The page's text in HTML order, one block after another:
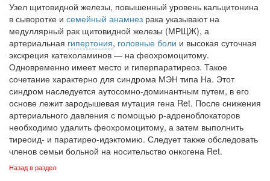
Узел щитовидной железы, повышенный уровень кальцитонина
в сыворотке и се­мейный анамнез рака указывают на
медуллярный рак щитовидной железы (МРЩЖ), а
артериальная гипертония, головные боли и высокая суточная
экскре­ция катехоламинов — на феохромоцитому.
Одновременно имеет место и гиперпара­тиреоз. Такое
сочетание характерно для синдрома МЭН типа На. Этот
синдром наследуется аутосомно-доминантным путем, в его
основе лежит зародышевая мута­ция гена Ret. После снижения
артериального давления с помощью р-адреноблокаторов
необходимо удалить феохромоцитому, а затем выполнить
тиреоид- и паратирео-идэктомию. Следует также обследовать
членов семьи больной на носительство он­когена Ret.
Назад в раздел